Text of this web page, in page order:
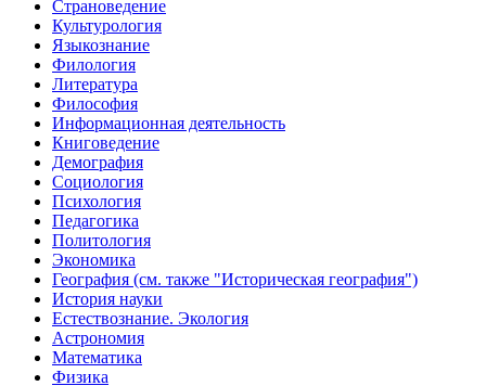
Страноведение
Культурология
Языкознание
Филология
Литература
Философия
Информационная деятельность
Книговедение
Демография
Социология
Психология
Педагогика
Политология
Экономика
География (см. также "Историческая география")
История науки
Естествознание. Экология
Астрономия
Математика
Физика